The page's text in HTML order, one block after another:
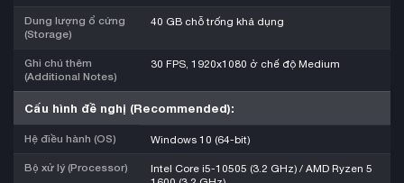
Dung lượng ổ cứng
(Storage)
40 GB chỗ trống khả dụng
Ghi chú thêm
(Additional Notes)
30 FPS, 1920x1080 ở chế độ Medium
Cấu hình đề nghị (Recommended):
Hệ điều hành (OS) Windows 10 (64-bit)
Bộ xử lý (Processor)
Intel Core i5-10505 (3.2 GHz) / AMD Ryzen 5